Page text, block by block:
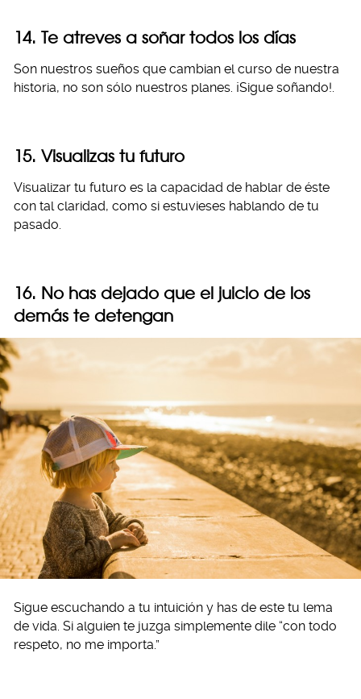
14. Te atreves a soñar todos los días
Son nuestros sueños que cambian el curso de nuestra
historia, no son sólo nuestros planes. ¡Sigue soñando!.
15. Visualizas tu futuro
Visualizar tu futuro es la capacidad de hablar de éste
con tal claridad, como si estuvieses hablando de tu
pasado.
16. No has dejado que el juicio de los
demás te detengan
Sigue escuchando a tu intuición y has de este tu lema
de vida. Si alguien te juzga simplemente dile “con todo
respeto, no me importa.”